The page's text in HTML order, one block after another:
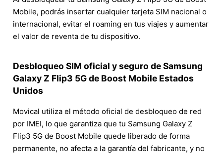
Mobile, podrás insertar cualquier tarjeta SIM nacional o
internacional, evitar el roaming en tus viajes y aumentar
el valor de reventa de tu dispositivo.
Desbloqueo SIM oficial y seguro de Samsung
Galaxy Z Flip3 5G de Boost Mobile Estados
Unidos
Movical utiliza el método oficial de desbloqueo de red
por IMEI, lo que garantiza que tu Samsung Galaxy Z
Flip3 5G de Boost Mobile quede liberado de forma
permanente, no afecta a la garantía del fabricante, y no